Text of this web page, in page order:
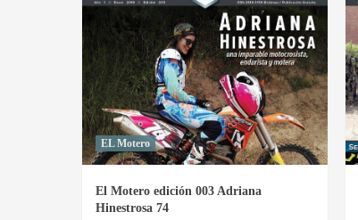
Motero
edición
007
Henry
Crew
EL Motero
El Motero edición 003 Adriana
Hinestrosa 74